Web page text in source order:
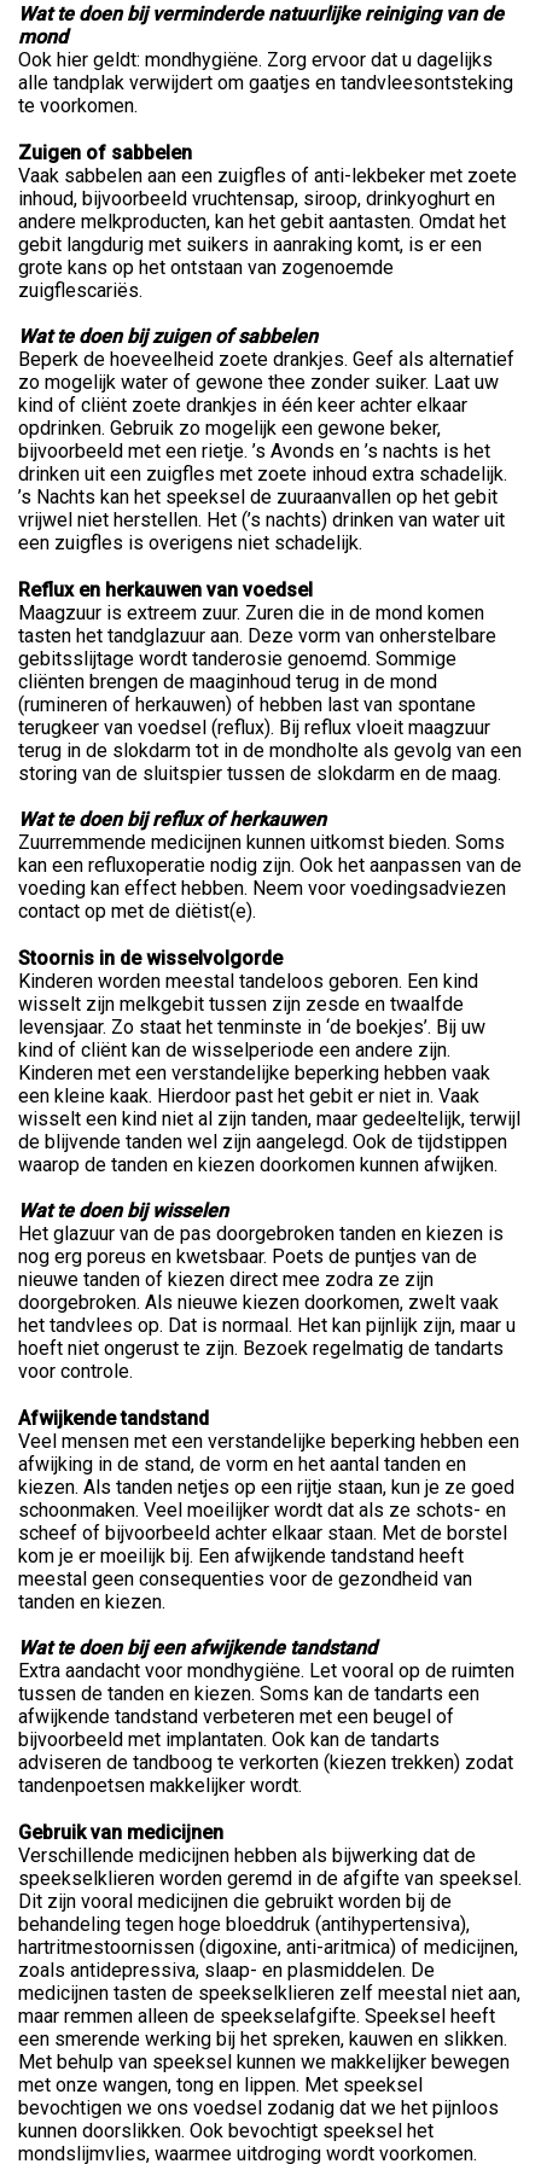
Wat te doen bij verminderde natuurlijke reiniging van de
mond
Ook hier geldt: mondhygiëne. Zorg ervoor dat u dagelijks
alle tandplak verwijdert om gaatjes en tandvleesontsteking
te voorkomen.
Zuigen of sabbelen
Vaak sabbelen aan een zuigfles of anti-lekbeker met zoete
inhoud, bijvoorbeeld vruchtensap, siroop, drinkyoghurt en
andere melkproducten, kan het gebit aantasten. Omdat het
gebit langdurig met suikers in aanraking komt, is er een
grote kans op het ontstaan van zogenoemde
zuigflescariës.
Wat te doen bij zuigen of sabbelen
Beperk de hoeveelheid zoete drankjes. Geef als alternatief
zo mogelijk water of gewone thee zonder suiker. Laat uw
kind of cliënt zoete drankjes in één keer achter elkaar
opdrinken. Gebruik zo mogelijk een gewone beker,
bijvoorbeeld met een rietje. ’s Avonds en ’s nachts is het
drinken uit een zuigfles met zoete inhoud extra schadelijk.
’s Nachts kan het speeksel de zuuraanvallen op het gebit
vrijwel niet herstellen. Het (’s nachts) drinken van water uit
een zuigfles is overigens niet schadelijk.
Reflux en herkauwen van voedsel
Maagzuur is extreem zuur. Zuren die in de mond komen
tasten het tandglazuur aan. Deze vorm van onherstelbare
gebitsslijtage wordt tanderosie genoemd. Sommige
cliënten brengen de maaginhoud terug in de mond
(rumineren of herkauwen) of hebben last van spontane
terugkeer van voedsel (reflux). Bij reflux vloeit maagzuur
terug in de slokdarm tot in de mondholte als gevolg van een
storing van de sluitspier tussen de slokdarm en de maag.
Wat te doen bij reflux of herkauwen
Zuurremmende medicijnen kunnen uitkomst bieden. Soms
kan een refluxoperatie nodig zijn. Ook het aanpassen van de
voeding kan effect hebben. Neem voor voedingsadviezen
contact op met de diëtist(e).
Stoornis in de wisselvolgorde
Kinderen worden meestal tandeloos geboren. Een kind
wisselt zijn melkgebit tussen zijn zesde en twaalfde
levensjaar. Zo staat het tenminste in ‘de boekjes’. Bij uw
kind of cliënt kan de wisselperiode een andere zijn.
Kinderen met een verstandelijke beperking hebben vaak
een kleine kaak. Hierdoor past het gebit er niet in. Vaak
wisselt een kind niet al zijn tanden, maar gedeeltelijk, terwijl
de blijvende tanden wel zijn aangelegd. Ook de tijdstippen
waarop de tanden en kiezen doorkomen kunnen afwijken.
Wat te doen bij wisselen
Het glazuur van de pas doorgebroken tanden en kiezen is
nog erg poreus en kwetsbaar. Poets de puntjes van de
nieuwe tanden of kiezen direct mee zodra ze zijn
doorgebroken. Als nieuwe kiezen doorkomen, zwelt vaak
het tandvlees op. Dat is normaal. Het kan pijnlijk zijn, maar u
hoeft niet ongerust te zijn. Bezoek regelmatig de tandarts
voor controle.
Afwijkende tandstand
Veel mensen met een verstandelijke beperking hebben een
afwijking in de stand, de vorm en het aantal tanden en
kiezen. Als tanden netjes op een rijtje staan, kun je ze goed
schoonmaken. Veel moeilijker wordt dat als ze schots- en
scheef of bijvoorbeeld achter elkaar staan. Met de borstel
kom je er moeilijk bij. Een afwijkende tandstand heeft
meestal geen consequenties voor de gezondheid van
tanden en kiezen.
Wat te doen bij een afwijkende tandstand
Extra aandacht voor mondhygiëne. Let vooral op de ruimten
tussen de tanden en kiezen. Soms kan de tandarts een
afwijkende tandstand verbeteren met een beugel of
bijvoorbeeld met implantaten. Ook kan de tandarts
adviseren de tandboog te verkorten (kiezen trekken) zodat
tandenpoetsen makkelijker wordt.
Gebruik van medicijnen
Verschillende medicijnen hebben als bijwerking dat de
speekselklieren worden geremd in de afgifte van speeksel.
Dit zijn vooral medicijnen die gebruikt worden bij de
behandeling tegen hoge bloeddruk (antihypertensiva),
hartritmestoornissen (digoxine, anti-aritmica) of medicijnen,
zoals antidepressiva, slaap- en plasmiddelen. De
medicijnen tasten de speekselklieren zelf meestal niet aan,
maar remmen alleen de speekselafgifte. Speeksel heeft
een smerende werking bij het spreken, kauwen en slikken.
Met behulp van speeksel kunnen we makkelijker bewegen
met onze wangen, tong en lippen. Met speeksel
bevochtigen we ons voedsel zodanig dat we het pijnloos
kunnen doorslikken. Ook bevochtigt speeksel het
mondslijmvlies, waarmee uitdroging wordt voorkomen.